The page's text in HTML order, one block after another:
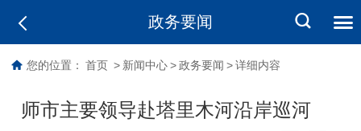
政务要闻
您的位置： 首页 > 新闻中心 > 政务要闻 > 详细内容
师市主要领导赴塔里木河沿岸巡河